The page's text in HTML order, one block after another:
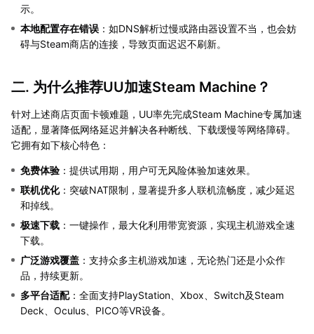
示。
本地配置存在错误 ：如DNS解析过慢或路由器设置不当，也会妨
碍与Steam商店的连接，导致页面迟迟不刷新。
二. 为什么推荐UU加速Steam Machine？
针对上述商店页面卡顿难题，UU率先完成Steam Machine专属加速
适配，显著降低网络延迟并解决各种断线、下载缓慢等网络障碍。
它拥有如下核心特色：
免费体验 ：提供试用期，用户可无风险体验加速效果。
联机优化：突破NAT限制，显著提升多人联机流畅度，减少延迟
和掉线。
极速下载 ：一键操作，最大化利用带宽资源，实现主机游戏全速
下载。
广泛游戏覆盖 ：支持众多主机游戏加速，无论热门还是小众作
品，持续更新。
多平台适配：全面支持PlayStation、Xbox、Switch及Steam
Deck、Oculus、PICO等VR设备。